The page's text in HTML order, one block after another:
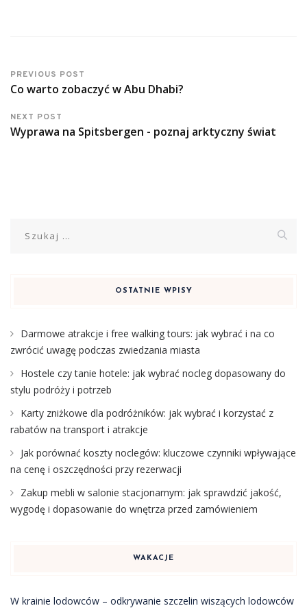
PREVIOUS POST
Co warto zobaczyć w Abu Dhabi?
NEXT POST
Wyprawa na Spitsbergen - poznaj arktyczny świat
OSTATNIE WPISY
Darmowe atrakcje i free walking tours: jak wybrać i na co
zwrócić uwagę podczas zwiedzania miasta
Hostele czy tanie hotele: jak wybrać nocleg dopasowany do
stylu podróży i potrzeb
Karty zniżkowe dla podróżników: jak wybrać i korzystać z
rabatów na transport i atrakcje
Jak porównać koszty noclegów: kluczowe czynniki wpływające
na cenę i oszczędności przy rezerwacji
Zakup mebli w salonie stacjonarnym: jak sprawdzić jakość,
wygodę i dopasowanie do wnętrza przed zamówieniem
WAKACJE
W krainie lodowców – odkrywanie szczelin wiszących lodowców